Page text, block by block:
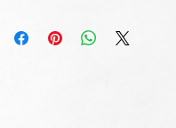
Plante d'accompagnement
d'extérieur